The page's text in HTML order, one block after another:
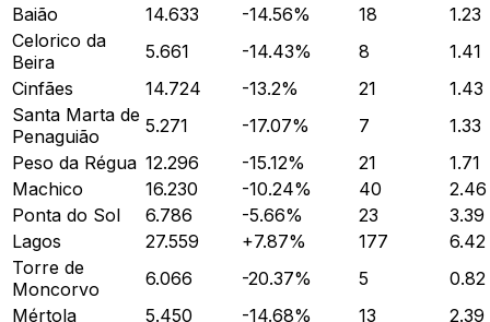
Baião
14.633 -14.56% 18
1.23
Celorico da
Beira
5.661 -14.43% 8
1.41
Cinfães
14.724 -13.2% 21
1.43
Santa Marta de
Penaguião
5.271 -17.07% 7
1.33
Peso da Régua 12.296 -15.12% 21
1.71
Machico
16.230 -10.24% 40
2.46
Ponta do Sol
6.786 -5.66% 23
3.39
Lagos
27.559 +7.87% 177
6.42
Torre de
Moncorvo
6.066 -20.37% 5
0.82
Mértola
5.450 -14.68% 13 2.39